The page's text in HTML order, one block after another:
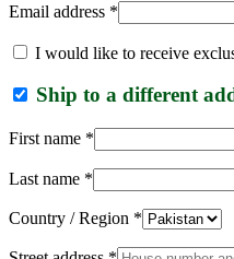
Email address *
I would like to receive
Ship to a different
First name *
Last name *
Country / Region *